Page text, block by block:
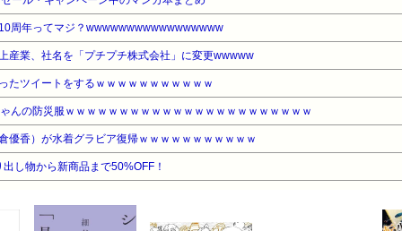
周年ってマジ？wwwwwwwwwwwwwwwww
産業、社名を「プチプチ株式会社」に変更wwwww
たツイートをするｗｗｗｗｗｗｗｗｗｗｗ
んの防災服ｗｗｗｗｗｗｗｗｗｗｗｗｗｗｗｗｗｗｗｗｗｗｗ
優香）が水着グラビア復帰ｗｗｗｗｗｗｗｗｗｗｗ
し物から新商品まで50%OFF！